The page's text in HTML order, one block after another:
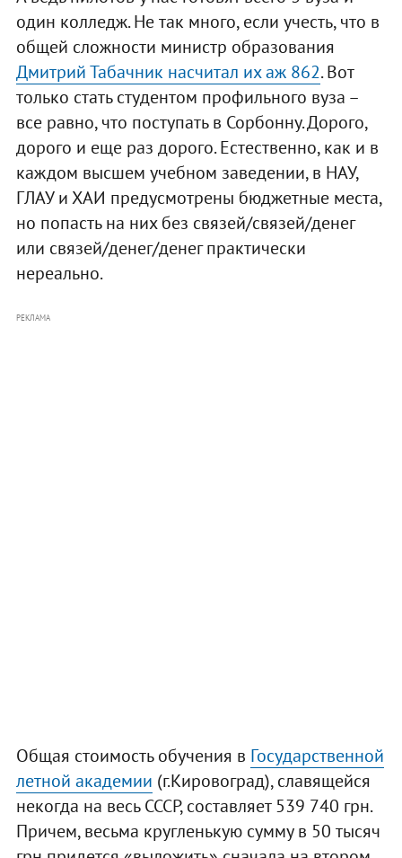
один колледж. Не так много, если учесть, что в
общей сложности министр образования
Дмитрий Табачник насчитал их аж 862. Вот
только стать студентом профильного вуза –
все равно, что поступать в Сорбонну. Дорого,
дорого и еще раз дорого. Естественно, как и в
каждом высшем учебном заведении, в НАУ,
ГЛАУ и ХАИ предусмотрены бюджетные места,
но попасть на них без связей/связей/денег
или связей/денег/денег практически
нереально.
РЕКЛАМА
Общая стоимость обучения в Государственной
летной академии (г.Кировоград), славящейся
некогда на весь СССР, составляет 539 740 грн.
Причем, весьма кругленькую сумму в 50 тысяч